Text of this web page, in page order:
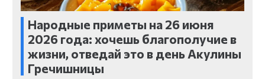
Народные приметы на 26 июня
2026 года: хочешь благополучие в
жизни, отведай это в день Акулины
Гречишницы